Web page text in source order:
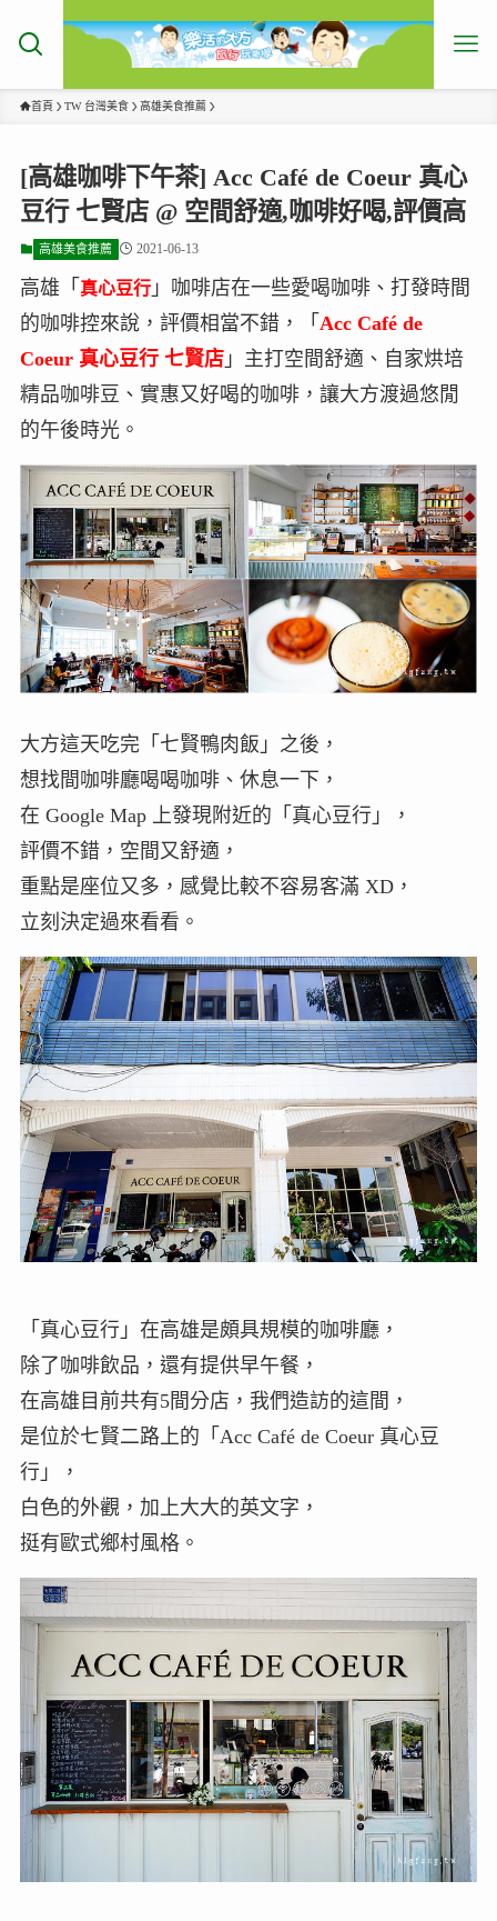
首頁 TW 台灣美食 高雄美食推薦
[高雄咖啡下午茶] Acc Café de Coeur 真心
豆行 七賢店 @ 空間舒適,咖啡好喝,評價高
高雄美食推薦 2021-06-13
高雄「 真心豆行」咖啡店在一些愛喝咖啡、打發時間
的咖啡控來說，評價相當不錯，「 Acc Café de
Coeur 真心豆行 七賢店」主打空間舒適、自家烘培
精品咖啡豆、實惠又好喝的咖啡，讓大方渡過悠閒
的午後時光。
大方這天吃完「七賢鴨肉飯」之後，
想找間咖啡廳喝喝咖啡、休息一下，
在 Google Map 上發現附近的「真心豆行」，
評價不錯，空間又舒適，
重點是座位又多，感覺比較不容易客滿 XD，
立刻決定過來看看。
「真心豆行」在高雄是頗具規模的咖啡廳，
除了咖啡飲品，還有提供早午餐，
在高雄目前共有5間分店，我們造訪的這間，
是位於七賢二路上的「Acc Café de Coeur 真心豆
行」，
白色的外觀，加上大大的英文字，
挺有歐式鄉村風格。